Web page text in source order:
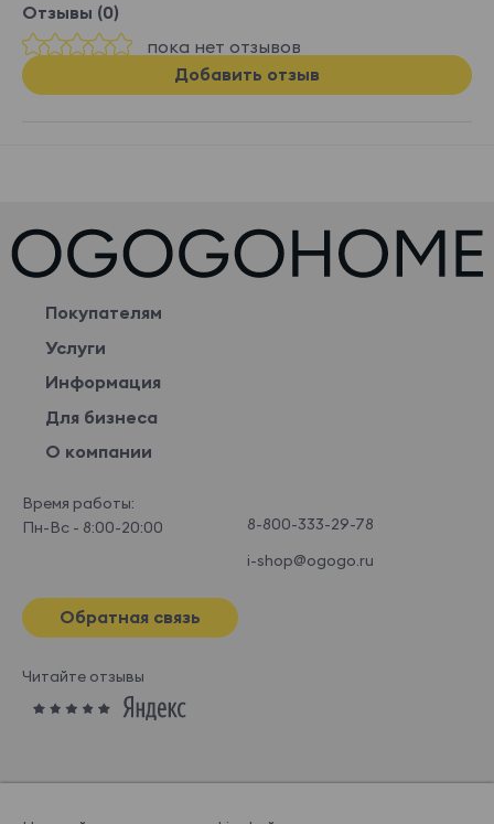
Отзывы (0)
пока нет отзывов
Добавить отзыв
Покупателям
Услуги
Информация
Для бизнеса
О компании
Время работы:
Пн-Вс - 8:00-20:00
8-800-333-29-78
i-shop@ogogo.ru
Обратная связь
Читайте отзывы